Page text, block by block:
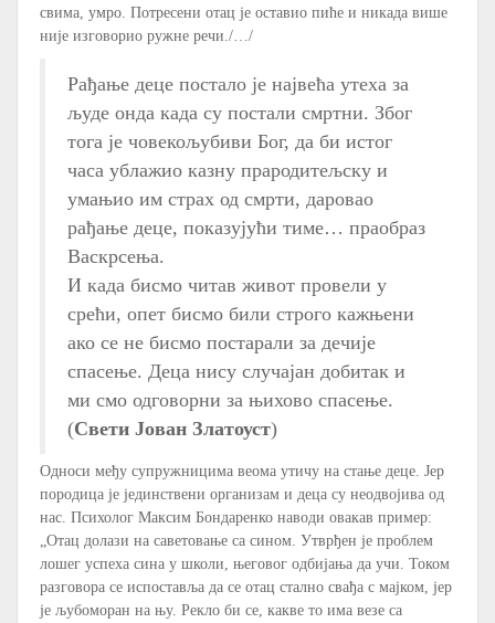
свима, умро. Потресени отац је оставио пиће и никада више
није изговорио ружне речи./…/
Рађање деце постало је највећа утеха за
људе онда када су постали смртни. Због
тога је човекољубиви Бог, да би истог
часа ублажио казну прародитељску и
умањио им страх од смрти, даровао
рађање деце, показујући тиме… праобраз
Васкрсења.
И када бисмо читав живот провели у
срећи, опет бисмо били строго кажњени
ако се не бисмо постарали за дечије
спасење. Деца нису случајан добитак и
ми смо одговорни за њихово спасење.
(Свети Јован Златоуст)
Односи међу супружницима веома утичу на стање деце. Јер
породица је јединствени организам и деца су неодвојива од
нас. Психолог Максим Бондаренко наводи овакав пример:
„Отац долази на саветовање са сином. Утврђен је проблем
лошег успеха сина у школи, његовог одбијања да учи. Током
разговора се испоставља да се отац стално свађа с мајком, јер
је љубоморан на њу. Рекло би се, какве то има везе са